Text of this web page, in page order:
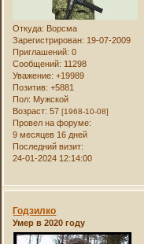
Откуда: Ворсма
Зарегистрирован: 19-07-2009
Приглашений: 0
Сообщений: 11298
Уважение: +19989
Позитив: +5881
Пол: Мужской
Возраст: 57[1968-10-08]
Провел на форуме:
9 месяцев 16 дней
Последний визит:
24-01-2024 12:14:00
Годзилко
Умер в 2020 году